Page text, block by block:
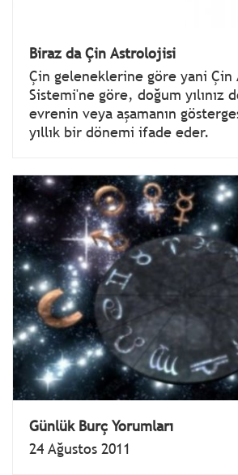
Biraz da Çin Astrolojisi
Çin geleneklerine göre yani
Sistemi'ne göre, doğum yılınız
evrenin veya aşamanın
yıllık bir dönemi ifade eder.
Günlük Burç Yorumları
24 Ağustos 2011